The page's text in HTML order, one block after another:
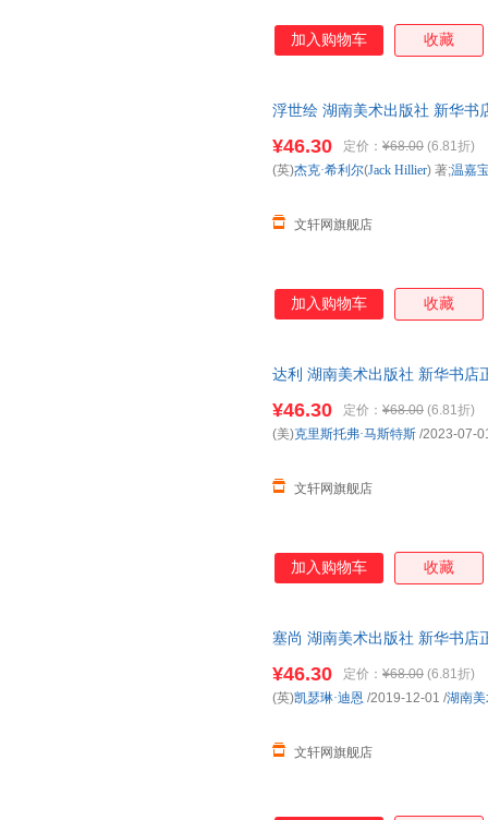
加入购物车 收藏
浮世绘 湖南美术出版社 新华书
¥46.30 定价： ¥68.00 (6.81折)
文轩网旗舰店
(英)杰克·希利尔(Jack Hillier) 著;温嘉
加入购物车 收藏
达利 湖南美术出版社 新华书店
¥46.30 定价： ¥68.00 (6.81折)
文轩网旗舰店
(美)克里斯托弗·马斯特斯 /2023-07-
加入购物车 收藏
塞尚 湖南美术出版社 新华书店
¥46.30 定价： ¥68.00 (6.81折)
文轩网旗舰店
(英)凯瑟琳·迪恩 /2019-12-01 /湖南